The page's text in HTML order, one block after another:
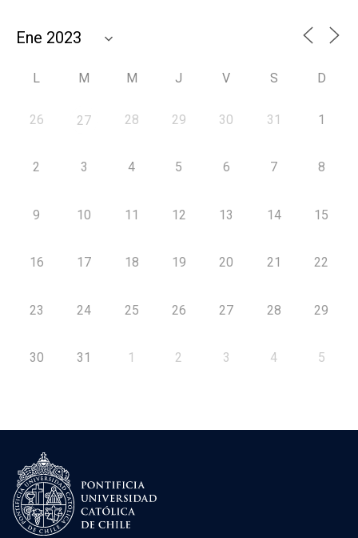
L M M J V S D
26 27 28 29 30 31 1
2 3 4 5 6 7 8
9 10 11 12 13 14 15
16 17 18 19 20 21 22
23 24 25 26 27 28 29
30 31 1 2 3 4 5